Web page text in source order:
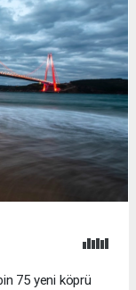
75 yeni köprü